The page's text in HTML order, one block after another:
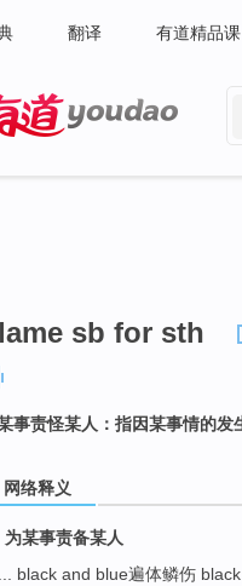
翻译 有道精品课
sb for sth
事责怪某人：指因某事情的发
网络释义
为某事责备某人
... black and blue遍体鳞伤